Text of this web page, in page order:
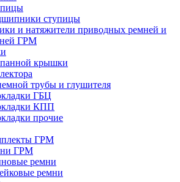
ступицы
и натяжители приводных ремней и
ГРМ
крышки
трубы и глушителя
ГБЦ
КПП
прочие
ГРМ
ГРМ
ремни
ремни